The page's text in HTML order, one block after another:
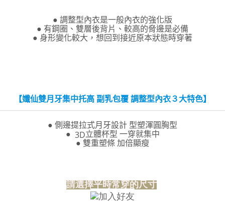
澳門直送- 順豐海外
● 調整型內衣是一般內衣的強化版
● 有鋼圈、雙層後背片、較高的脅邊是必備
● 身形變化較大，想回到接近原本狀態時穿著
【孅仙雙月牙集中托高 副乳包覆 調整型內衣３大特色】
● 側邊提拉式月牙設計 型塑渾圓胸型
● 3D立體杯型 一穿就集中
● 雙重塑條 加倍顯瘦
請選擇平時常穿的尺寸